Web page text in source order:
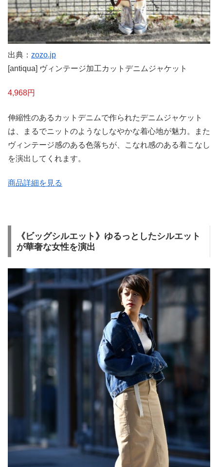
出典： zozo.jp
[antiqua] ヴィンテージ加工カットデニムジャケット
4,968円
伸縮性のあるカットデニムで作られたデニムジャケット
は、まるでニットのようなしなやかな着心地が魅力。また
ヴィンテージ感のある色落ちが、こなれ感のある着こなし
を演出してくれます。
商品詳細を見る
《ビッグシルエット》ゆるっとしたシルエット
が華奢な女性を演出